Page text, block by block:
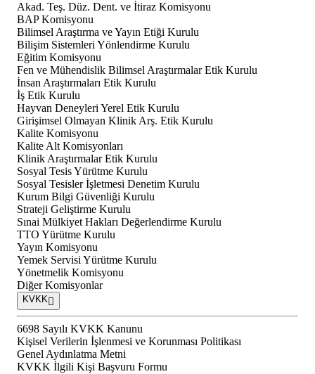
Akad. Teş. Düz. Dent. ve İtiraz Komisyonu
BAP Komisyonu
Bilimsel Araştırma ve Yayın Etiği Kurulu
Bilişim Sistemleri Yönlendirme Kurulu
Eğitim Komisyonu
Fen ve Mühendislik Bilimsel Araştırmalar Etik Kurulu
İnsan Araştırmaları Etik Kurulu
İş Etik Kurulu
Hayvan Deneyleri Yerel Etik Kurulu
Girişimsel Olmayan Klinik Arş. Etik Kurulu
Kalite Komisyonu
Kalite Alt Komisyonları
Klinik Araştırmalar Etik Kurulu
Sosyal Tesis Yürütme Kurulu
Sosyal Tesisler İşletmesi Denetim Kurulu
Kurum Bilgi Güvenliği Kurulu
Strateji Geliştirme Kurulu
Sınai Mülkiyet Hakları Değerlendirme Kurulu
TTO Yürütme Kurulu
Yayın Komisyonu
Yemek Servisi Yürütme Kurulu
Yönetmelik Komisyonu
Diğer Komisyonlar
KVKK
6698 Sayılı KVKK Kanunu
Kişisel Verilerin İşlenmesi ve Korunması Politikası
Genel Aydınlatma Metni
KVKK İlgili Kişi Başvuru Formu